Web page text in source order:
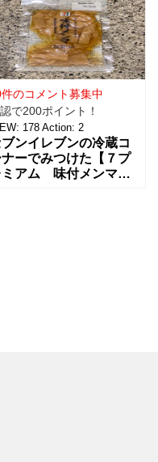
のコメント募集中
で200ポイント！
178 Action: 2
ンイレブンの冷蔵コ
ナーでみつけた【７プ
ミアム 味付メンマ７